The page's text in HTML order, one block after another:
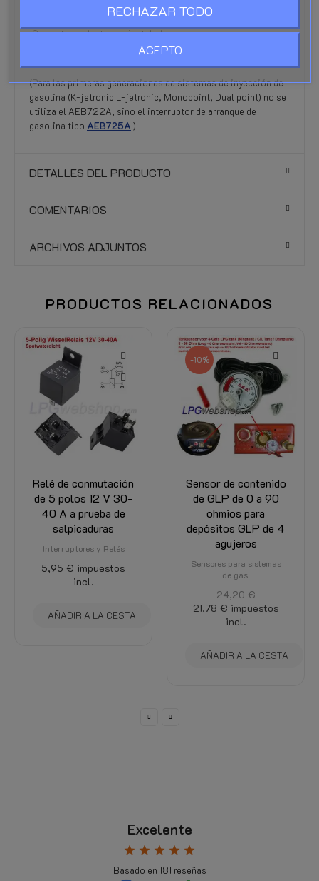
¡Instalación correcta!
¡Que este producto sea instalado por una persona
competente o una empresa especializada! Siga las directrices
(Para las primeras generaciones de sistemas de inyección de
gasolina (K-jetronic L-jetronic, Monopoint, Dual point) no se
utiliza el AEB722A, sino el interruptor de arranque de
gasolina tipo AEB725A )
DETALLES DEL PRODUCTO
COMENTARIOS
ARCHIVOS ADJUNTOS
PRODUCTOS RELACIONADOS
Relé de conmutación
de 5 polos 12 V 30-
40 A a prueba de
salpicaduras
Interruptores y Relés
5,95 € impuestos
incl.
AÑADIR A LA CESTA
-10%
Sensor de contenido
de GLP de 0 a 90
ohmios para
depósitos GLP de 4
agujeros
Sensores para sistemas
de gas.
24,20 €
21,78 € impuestos
incl.
AÑADIR A LA CESTA
Excelente
star star star star star
Basado en 181 reseñas
RECHAZAR TODO
ACEPTO